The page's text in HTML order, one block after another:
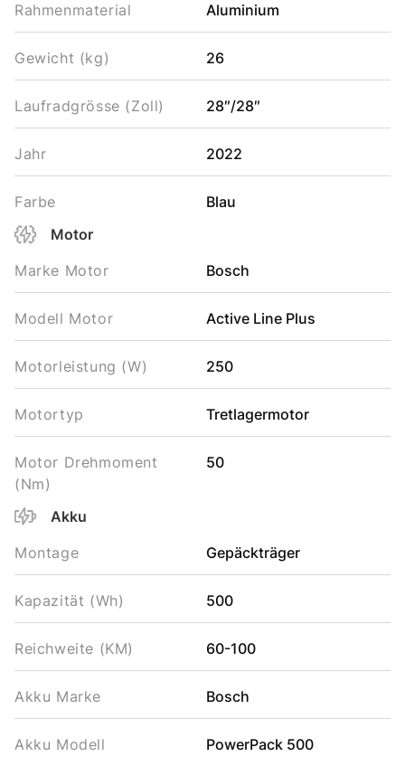
Rahmenmaterial Aluminium
Gewicht (kg) 26
Laufradgrösse (Zoll) 28″/28″
Jahr 2022
Farbe
Blau
Motor
Marke Motor
Bosch
Modell Motor Active Line Plus
Motorleistung (W) 250
Motortyp Tretlagermotor
Motor Drehmoment
(Nm)
50
Akku
Montage
Gepäckträger
Kapazität (Wh) 500
Reichweite (KM) 60-100
Akku Marke Bosch
Akku Modell PowerPack 500